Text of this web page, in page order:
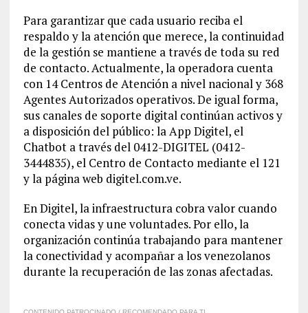
Para garantizar que cada usuario reciba el
respaldo y la atención que merece, la continuidad
de la gestión se mantiene a través de toda su red
de contacto. Actualmente, la operadora cuenta
con 14 Centros de Atención a nivel nacional y 368
Agentes Autorizados operativos. De igual forma,
sus canales de soporte digital continúan activos y
a disposición del público: la App Digitel, el
Chatbot a través del 0412-DIGITEL (0412-
3444835), el Centro de Contacto mediante el 121
y la página web digitel.com.ve.
En Digitel, la infraestructura cobra valor cuando
conecta vidas y une voluntades. Por ello, la
organización continúa trabajando para mantener
la conectividad y acompañar a los venezolanos
durante la recuperación de las zonas afectadas.